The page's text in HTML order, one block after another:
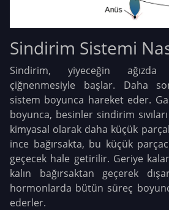
Sindirim Sistemi
Sindirim, yiyeceğin ağızda
çiğnenmesiyle başlar. Daha
sistem boyunca hareket eder.
boyunca, besinler sindirim
kimyasal olarak daha küçük
ince bağırsakta, bu küçük
geçecek hale getirilir. Geriye
kalın bağırsaktan geçerek
hormonlarda bütün süreç
ederler.